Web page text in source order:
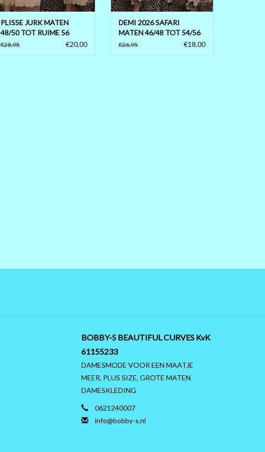
PLISSE JURK MATEN
48/50 TOT RUIME 56
€28,95 €20,00
ALTIJD LUCHTIG EN FIJN JURKJE
VOOR DE ZOMER
TOEVOEGEN AAN WINKELWAGEN
DEMI 2026 SAFARI
MATEN 46/48 TOT 54/56
€26,95 €18,00
BOBBY-S BEAUTIFUL CURVES KvK
61155233
DAMESMODE VOOR EEN MAATJE
MEER, PLUS SIZE, GROTE MATEN
DAMESKLEDING
0621240007
info@bobby-s.nl